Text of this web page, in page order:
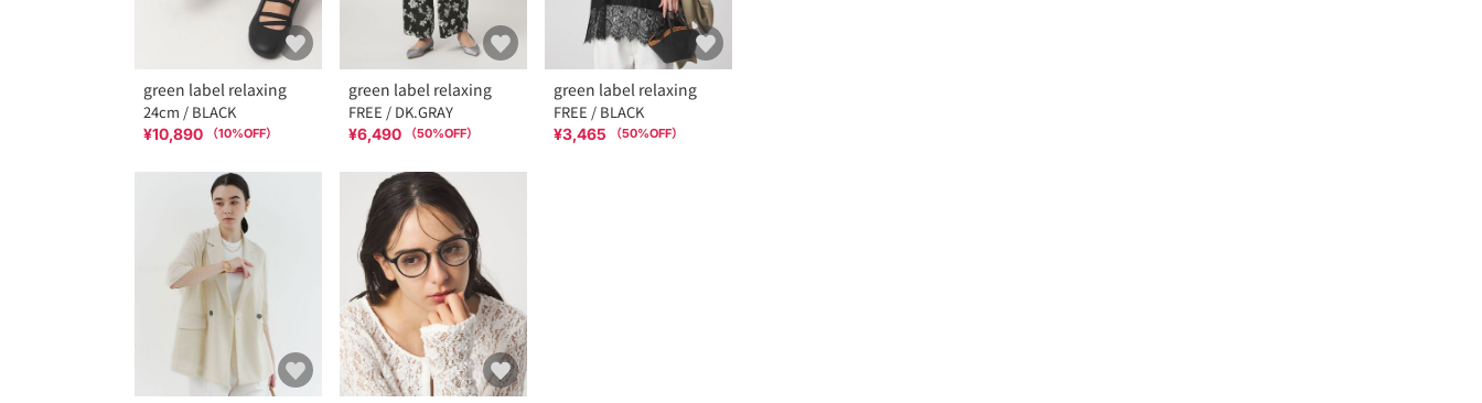
green label relaxing
24cm / BLACK
¥10,890 （10%OFF）
green label relaxing
FREE / DK.GRAY
¥6,490 （50%OFF）
green label relaxing
FREE / BLACK
¥3,465 （50%OFF）